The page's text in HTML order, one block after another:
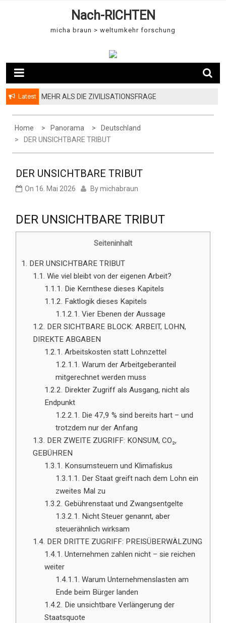
Nach-RICHTEN
micha braun > weltumkehr forschung
Latest MEHR ALS DIE ZIVILISATIONSFRAGE
Home Panorama
Deutschland
DER UNSICHTBARE TRIBUT
DER UNSICHTBARE TRIBUT
On 16. Mai 2026 Bymichabraun
DER UNSICHTBARE TRIBUT
Seiteninhalt
1. DER UNSICHTBARE TRIBUT
1.1. Wie viel bleibt von der eigenen Arbeit?
1.1.1. Die Kernthese dieses Kapitels
1.1.2. Faktlogik dieses Kapitels
1.1.2.1. Vier Ebenen der Aussage
1.2. DER SICHTBARE BLOCK: ARBEIT, LOHN,
DIREKTE ABGABEN
1.2.1. Arbeitskosten statt Lohnzettel
1.2.1.1. Warum der Arbeitgeberanteil
mitgerechnet werden muss
1.2.2. Direkter Zugriff als Ausgang, nicht als
Endpunkt
1.2.2.1. Die 47,9 % sind bereits hart – und
trotzdem nur der Anfang
1.3. DER ZWEITE ZUGRIFF: KONSUM, CO₂,
GEBÜHREN
1.3.1. Konsumsteuern und Klimafiskus
1.3.1.1. Der Staat greift nach dem Lohn ein
zweites Mal zu
1.3.2. Gebührenstaat und Zwangsentgelte
1.3.2.1. Nicht Steuer genannt, aber
steuerähnlich wirksam
1.4. DER DRITTE ZUGRIFF: PREISÜBERWÄLZUNG
1.4.1. Unternehmen zahlen nicht – sie reichen
weiter
1.4.1.1. Warum Unternehmenslasten am
Ende beim Bürger landen
1.4.2. Die unsichtbare Verlängerung der
Staatsquote